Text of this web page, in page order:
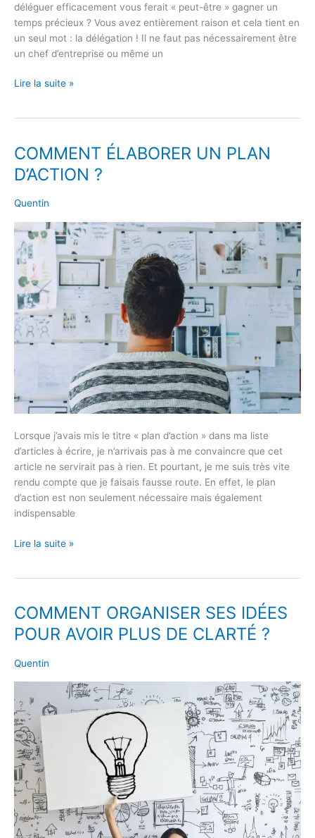
déléguer efficacement vous ferait « peut-être » gagner un
temps précieux ? Vous avez entièrement raison et cela tient en
un seul mot : la délégation ! Il ne faut pas nécessairement être
un chef d’entreprise ou même un
Lire la suite »
COMMENT ÉLABORER UN PLAN
D’ACTION ?
Quentin
Lorsque j’avais mis le titre « plan d’action » dans ma liste
d’articles à écrire, je n’arrivais pas à me convaincre que cet
article ne servirait pas à rien. Et pourtant, je me suis très vite
rendu compte que je faisais fausse route. En effet, le plan
d’action est non seulement nécessaire mais également
indispensable
COMMENT
ÉLABORER
UN
?
Lire la suite »
COMMENT ORGANISER SES IDÉES
POUR AVOIR PLUS DE CLARTÉ ?
Quentin
COMMENT
ORGANISER
SES
PLUS
DE
CLARTÉ
?